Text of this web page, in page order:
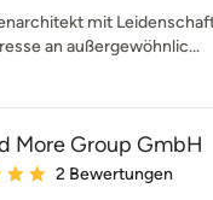
mit
an außergewöhnlic...
More Group GmbH
Bewertung: 5 von 5
2 Bewertungen